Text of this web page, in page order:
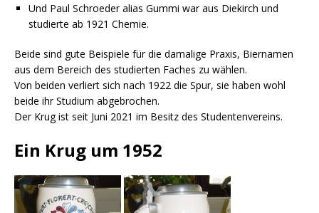
Und Paul Schroeder alias Gummi war aus Diekirch und
studierte ab 1921 Chemie.
Beide sind gute Beispiele für die damalige Praxis, Biernamen
aus dem Bereich des studierten Faches zu wählen.
Von beiden verliert sich nach 1922 die Spur, sie haben wohl
beide ihr Studium abgebrochen.
Der Krug ist seit Juni 2021 im Besitz des Studentenvereins.
Ein Krug um 1952